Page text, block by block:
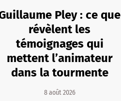
Pley : ce que
révèlent les
témoignages qui
mettent l’animateur
dans la tourmente
8 août 2026